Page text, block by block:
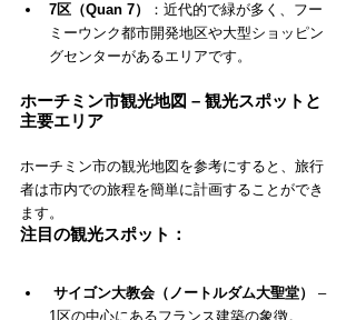
7区（Quan 7）
：近代的で緑が多く、フー
ミーウンク都市開発地区や大型ショッピン
グセンターがあるエリアです。
ホーチミン市観光地図 – 観光スポットと
主要エリア
ホーチミン市の観光地図を参考にすると、旅行
者は市内での旅程を簡単に計画することができ
ます。
注目の観光スポット：
サイゴン大教会（ノートルダム大聖堂）
–
1区の中心にあるフランス建築の象徴。